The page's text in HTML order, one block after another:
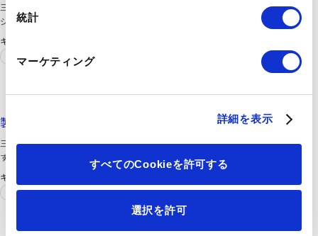
統計
マーケティング
詳細を表示
すべてのCookieを許可する
選択を許可
三洋化成工業株式会社のペレスタット NC6321の製品詳細ペー
ジです。
キーワード
自動車
シート
製品詳細｜ペレスタット 300｜三洋化成工業株式会社
三洋化成工業株式会社のペレスタット 300の製品詳細ページで
す。
キーワード
自動車
シート